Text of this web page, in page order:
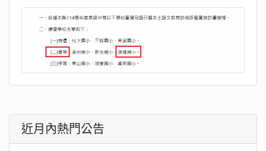
近月內熱門公告